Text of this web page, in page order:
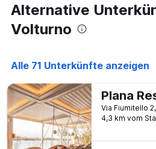
durchschnittlichen
Zimmerpreis
anzeigt
Alternative
Volturno
Alle 71 Unterkünfte anzeigen
4,3 km vom